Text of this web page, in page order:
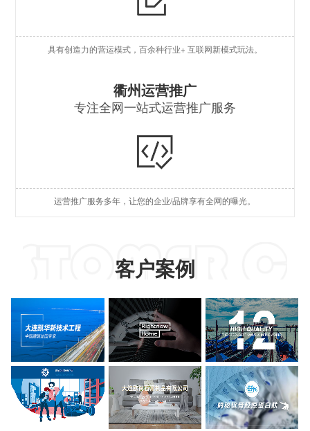
具有创造力的营运模式，百余种行业+ 互联网新模式玩法。
衢州运营推广
专注全网一站式运营推广服务
运营推广服务多年，让您的企业/品牌享有全网的曝光。
客户案例